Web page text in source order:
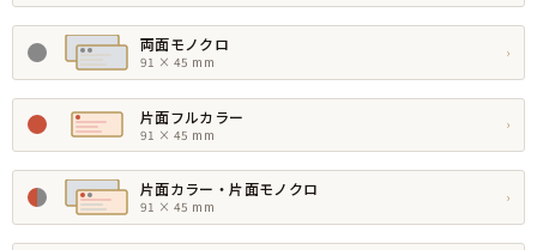
両面モノクロ
91 × 45 mm
›
片面フルカラー
91 × 45 mm
›
片面カラー・片面モノクロ
91 × 45 mm
›